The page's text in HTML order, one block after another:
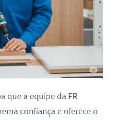
que a equipe da FR
confiança e oferece o